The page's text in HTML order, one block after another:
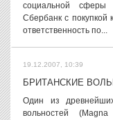
социальной сферы
Сбербанк с покупкой
ответственность по...
19.12.2007, 10:39
БРИТАНСКИЕ
Один из
вольностей